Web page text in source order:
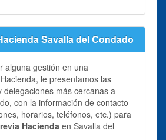
Savalla del Condado
alguna gestión en una
le presentamos las
delegaciones más cercanas a
con la información de contacto
horarios, teléfonos, etc.) para
Hacienda en Savalla del